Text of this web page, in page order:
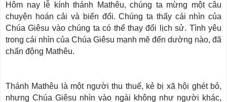
Hôm nay lễ kính thánh Mathêu, chúng ta mừng một câu
chuyện hoán cải và biến đổi. Chúng ta thấy cái nhìn của
Chúa Giêsu vào chúng ta có thể thay đổi lịch sử. Tình yêu
trong cái nhìn của Chúa Giêsu mạnh mẽ đến dường nào, đã
chấn động Mathêu.
Thánh Mathêu là một người thu thuế, kẻ bị xã hội ghét bỏ,
nhưng Chúa Giêsu nhìn vào ngài không như người khác,